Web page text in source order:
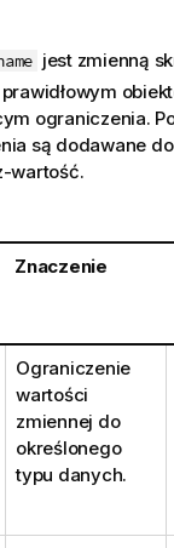
jest zmienną
ograniczenia.
są dodawane
wartość.
Znaczenie
Ograniczenie
wartości
zmiennej do
określonego
typu danych.